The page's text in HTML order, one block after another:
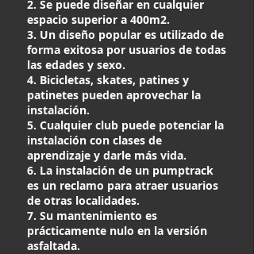
2. Se puede diseñar en cualquier
espacio superior a 400m2.
3. Un diseño popular es utilizado de
forma exitosa por usuarios de todas
las edades y sexo.
4. Bicicletas, skates, patines y
patinetes pueden aprovechar la
instalación.
5. Cualquier club puede potenciar la
instalación con clases de
aprendizaje y darle más vida.
6. La instalación de un pumptrack
es un reclamo para atraer usuarios
de otras localidades.
7. Su mantenimiento es
prácticamente nulo en la versión
asfaltada.